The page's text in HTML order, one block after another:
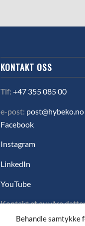
Behandle samtykke
KONTAKT OSS
Tlf:+47 355 085 00
e-post: post@hybeko.no
Facebook
Instagram
LinkedIn
YouTube
Kontakt et av våre
Sverige, Danmark eller